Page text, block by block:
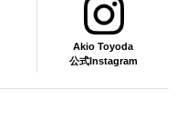
Akio Toyoda
公式Instagram